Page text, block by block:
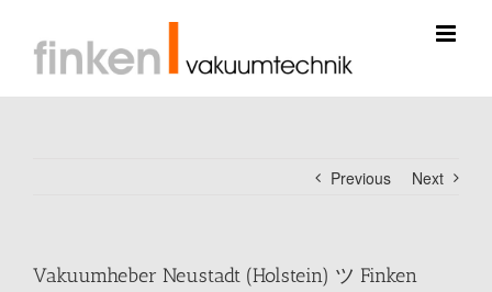
content
Previous Next
Vakuumheber Neustadt (Holstein) ツ Finken